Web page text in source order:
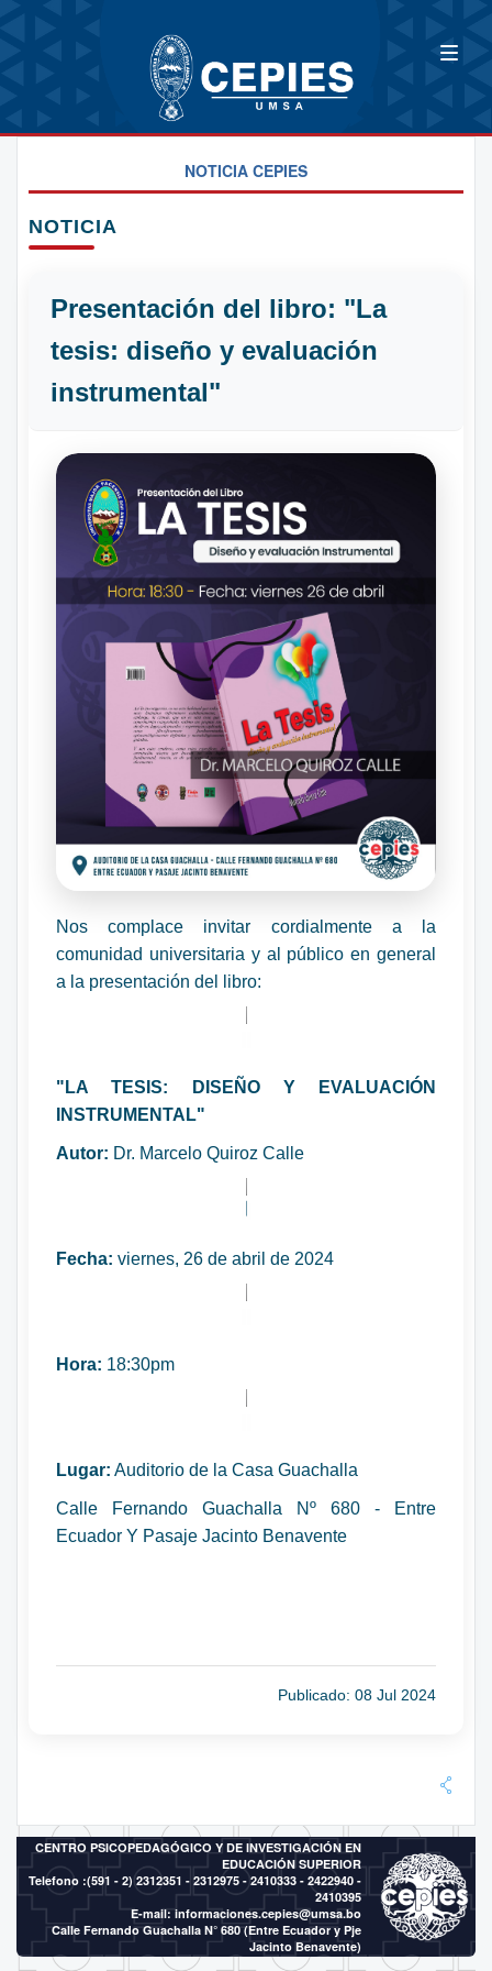
NOTICIA CEPIES
NOTICIA
Presentación del libro: "La
tesis: diseño y evaluación
instrumental"
Nos complace invitar cordialmente a la
comunidad universitaria y al público en general
a la presentación del libro:
"LA TESIS: DISEÑO Y EVALUACIÓN
INSTRUMENTAL"
Autor: Dr. Marcelo Quiroz Calle
Fecha: viernes, 26 de abril de 2024
Hora: 18:30pm
Lugar: Auditorio de la Casa Guachalla
Calle Fernando Guachalla Nº 680 - Entre
Ecuador Y Pasaje Jacinto Benavente
Publicado: 08 Jul 2024
CENTRO PSICOPEDAGÓGICO Y DE INVESTIGACIÓN EN
EDUCACIÓN SUPERIOR
Telefono :(591 - 2)2312351 - 2312975 - 2410333 - 2422940 -
2410395
E-mail: informaciones.cepies@umsa.bo
Calle Fernando Guachalla N° 680 (Entre Ecuador y Pje
Jacinto Benavente)